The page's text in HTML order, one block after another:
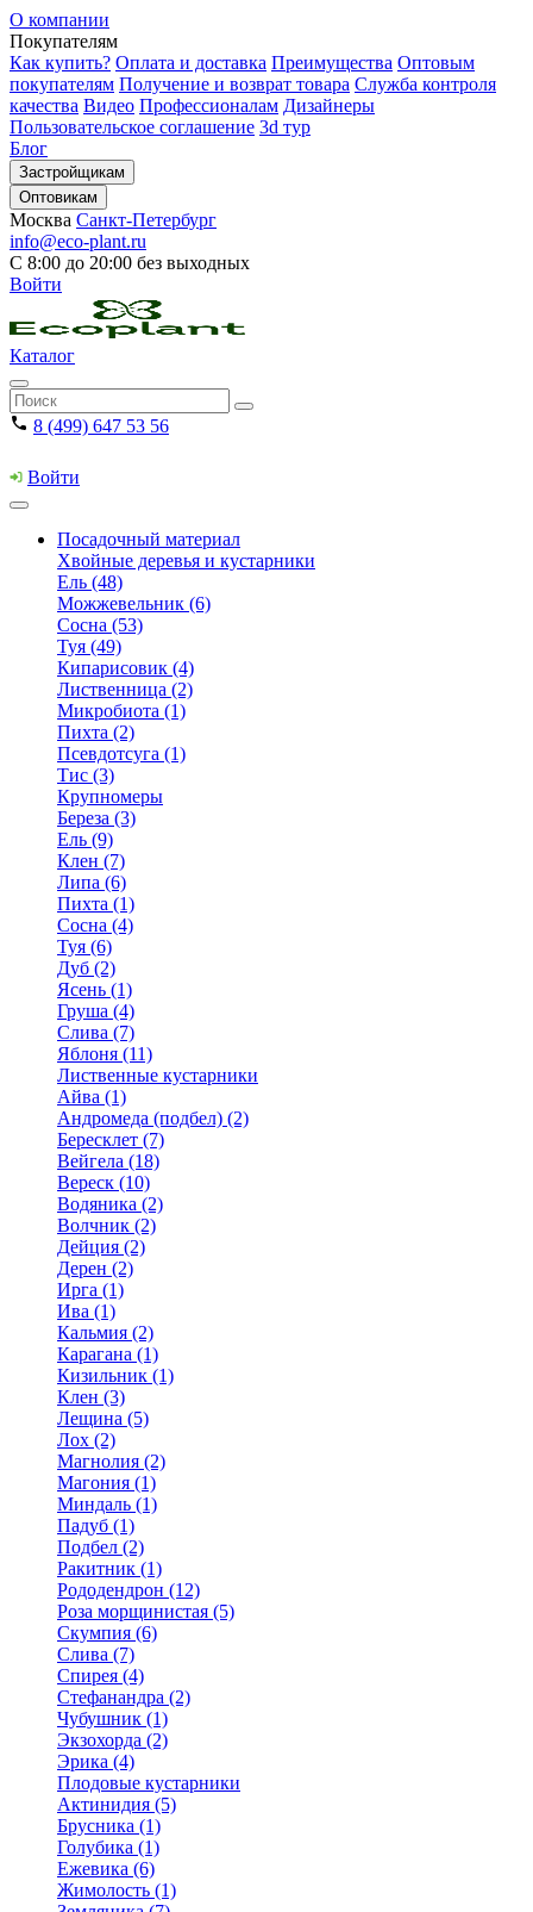
О компании
Покупателям
Как купить? Оплата и доставка Преимущества Оптовым
покупателям Получение и возврат товара Служба контроля
качества Видео Профессионалам Дизайнеры
Пользовательское соглашение 3d тур
Блог
Застройщикам
Оптовикам
Москва Санкт-Петербург
info@eco-plant.ru
С 8:00 до 20:00 без выходных
Войти
Каталог
8 (499) 647 53 56
Войти
Посадочный материал
Хвойные деревья и кустарники
Ель (48)
Можжевельник (6)
Сосна (53)
Туя (49)
Кипарисовик (4)
Лиственница (2)
Микробиота (1)
Пихта (2)
Псевдотсуга (1)
Тис (3)
Крупномеры
Береза (3)
Ель (9)
Клен (7)
Липа (6)
Пихта (1)
Сосна (4)
Туя (6)
Дуб (2)
Ясень (1)
Груша (4)
Слива (7)
Яблоня (11)
Лиственные кустарники
Айва (1)
Андромеда (подбел) (2)
Бересклет (7)
Вейгела (18)
Вереск (10)
Водяника (2)
Волчник (2)
Дейция (2)
Дерен (2)
Ирга (1)
Ива (1)
Кальмия (2)
Карагана (1)
Кизильник (1)
Клен (3)
Лещина (5)
Лох (2)
Магнолия (2)
Магония (1)
Миндаль (1)
Падуб (1)
Подбел (2)
Ракитник (1)
Рододендрон (12)
Роза морщинистая (5)
Скумпия (6)
Слива (7)
Спирея (4)
Стефанандра (2)
Чубушник (1)
Экзохорда (2)
Эрика (4)
Плодовые кустарники
Актинидия (5)
Брусника (1)
Голубика (1)
Ежевика (6)
Жимолость (1)